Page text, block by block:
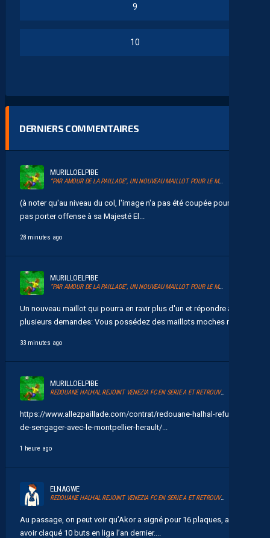
9
10
DERNIERS COMMENTAIRES
MURILLOELPIBE
“PAR AMOUR DE LA PAILLADE”, UN NOUVEAU MAILLOT POUR LE MHSC
(à noter qu'au niveau du col, l'image n'a pas été coupée pour ne
pas porter offense à sa Majesté El...
28 minutes ago
MURILLOELPIBE
“PAR AMOUR DE LA PAILLADE”, UN NOUVEAU MAILLOT POUR LE MHSC
Un nouveau maillot qui pourra en ravir plus d'un et répondre à
plusieurs demandes: Vous possédez des maillots moches mais...
33 minutes ago
MURILLOELPIBE
REDOUANE HALHAL REJOINT VENEZIA FC EN SERIE A ET RETROUVERA AKOR ADAMS
https://www.allezpaillade.com/contrat/redouane-halhal-refuse-
de-sengager-avec-le-montpellier-herault/...
1 heure ago
ELNAGWE
REDOUANE HALHAL REJOINT VENEZIA FC EN SERIE A ET RETROUVERA AKOR ADAMS
Au passage, on peut voir qu’Akor a signé pour 16 plaques, après
avoir claqué 10 buts en liga l’an dernier....